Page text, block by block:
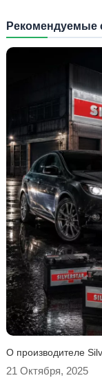
Рекомендуемые
O производителе
21 Октября, 2025